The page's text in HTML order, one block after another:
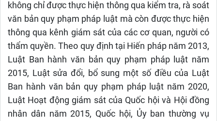
không chỉ được thực hiện thông qua kiểm tra, rà soát
văn bản quy phạm pháp luật mà còn được thực hiện
thông qua kênh giám sát của các cơ quan, người có
thẩm quyền. Theo quy định tại Hiến pháp năm 2013,
Luật Ban hành văn bản quy phạm pháp luật năm
2015, Luật sửa đổi, bổ sung một số điều của Luật
Ban hành văn bản quy phạm pháp luật năm 2020,
Luật Hoạt động giám sát của Quốc hội và Hội đồng
nhân dân năm 2015, Quốc hội, Ủy ban thường vụ